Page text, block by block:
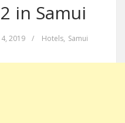
in Samui
2019 / Hotels, Samui